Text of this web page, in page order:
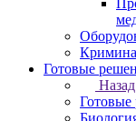
Готовые
Назад
Готовые